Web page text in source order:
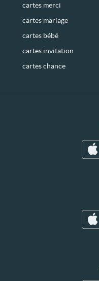
cartes merci
cartes mariage
cartes bébé
cartes invitation
cartes chance